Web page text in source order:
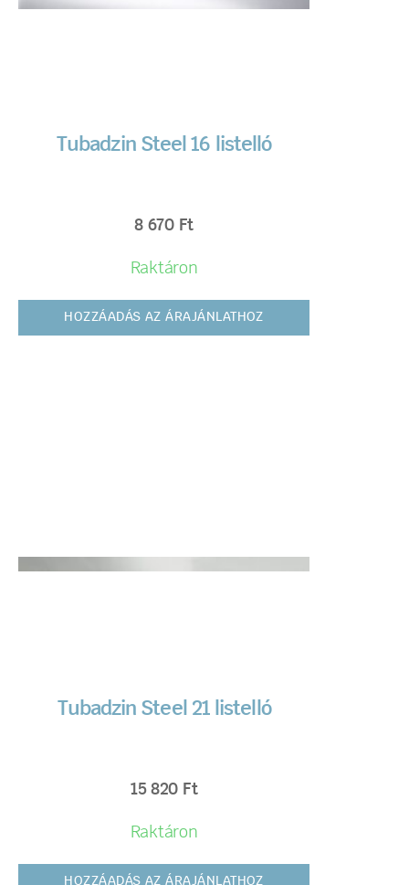
Tubadzin Steel 16 listelló
8 670 Ft
Raktáron
HOZZÁADÁS AZ ÁRAJÁNLATHOZ
Tubadzin Steel 21 listelló
15 820 Ft
Raktáron
HOZZÁADÁS AZ ÁRAJÁNLATHOZ